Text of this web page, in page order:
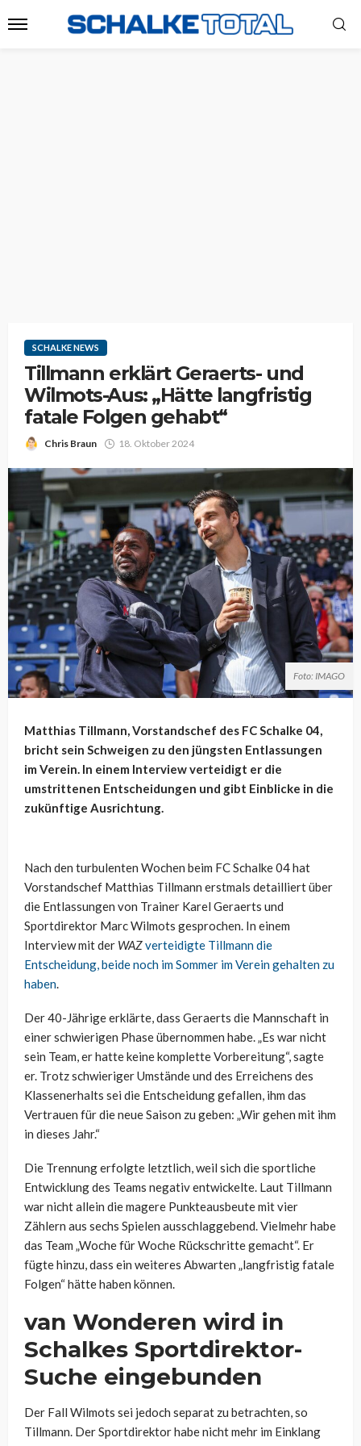
SCHALKE NEWS
Tillmann erklärt Geraerts- und
Wilmots-Aus: „Hätte langfristig
fatale Folgen gehabt“
Chris Braun 18. Oktober 2024
Foto: IMAGO
Matthias Tillmann, Vorstandschef des FC Schalke 04,
bricht sein Schweigen zu den jüngsten Entlassungen
im Verein. In einem Interview verteidigt er die
umstrittenen Entscheidungen und gibt Einblicke in die
zukünftige Ausrichtung.
Nach den turbulenten Wochen beim FC Schalke 04 hat
Vorstandschef Matthias Tillmann erstmals detailliert über
die Entlassungen von Trainer Karel Geraerts und
Sportdirektor Marc Wilmots gesprochen. In einem
Interview mit der WAZverteidigte Tillmann die
Entscheidung, beide noch im Sommer im Verein gehalten zu
haben.
Der 40-Jährige erklärte, dass Geraerts die Mannschaft in
einer schwierigen Phase übernommen habe. „Es war nicht
sein Team, er hatte keine komplette Vorbereitung“, sagte
er. Trotz schwieriger Umstände und des Erreichens des
Klassenerhalts sei die Entscheidung gefallen, ihm das
Vertrauen für die neue Saison zu geben: „Wir gehen mit ihm
in dieses Jahr.“
Die Trennung erfolgte letztlich, weil sich die sportliche
Entwicklung des Teams negativ entwickelte. Laut Tillmann
war nicht allein die magere Punkteausbeute mit vier
Zählern aus sechs Spielen ausschlaggebend. Vielmehr habe
das Team „Woche für Woche Rückschritte gemacht“. Er
fügte hinzu, dass ein weiteres Abwarten „langfristig fatale
Folgen“ hätte haben können.
van Wonderen wird in
Schalkes Sportdirektor-
Suche eingebunden
Der Fall Wilmots sei jedoch separat zu betrachten, so
Tillmann. Der Sportdirektor habe nicht mehr im Einklang